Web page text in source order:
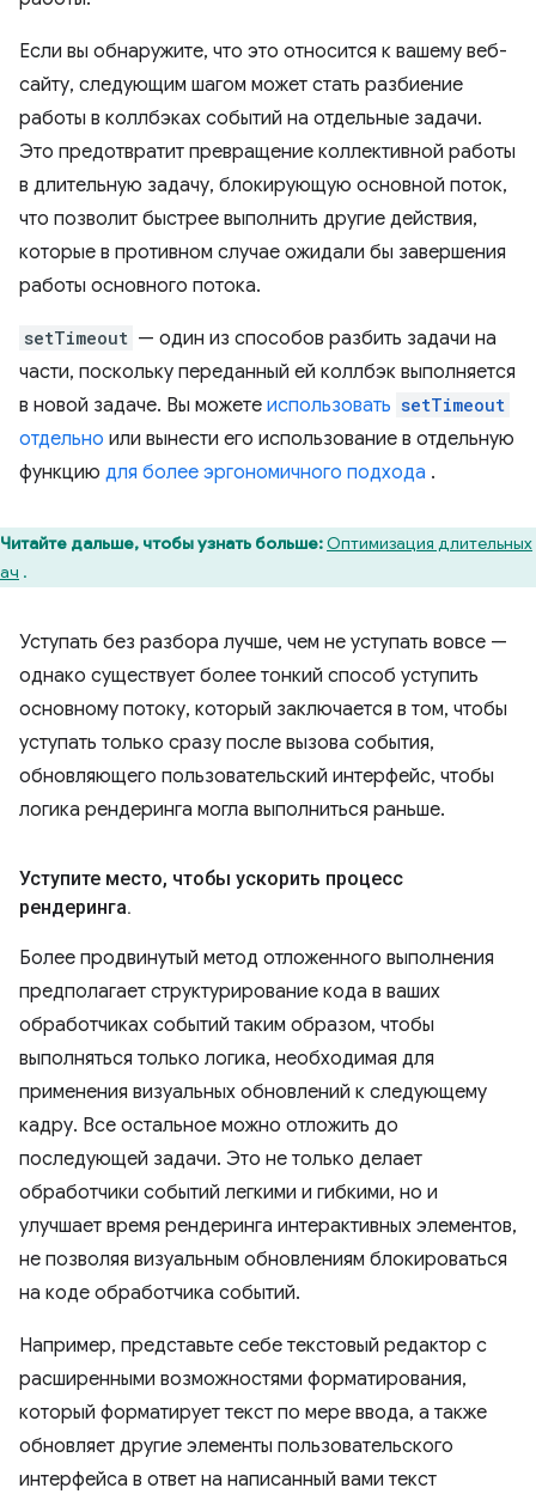
Если вы обнаружите, что это относится к вашему веб-
сайту, следующим шагом может стать разбиение
работы в коллбэках событий на отдельные задачи.
Это предотвратит превращение коллективной работы
в длительную задачу, блокирующую основной поток,
что позволит быстрее выполнить другие действия,
которые в противном случае ожидали бы завершения
работы основного потока.
setTimeout — один из способов разбить задачи на
части, поскольку переданный ей коллбэк выполняется
в новой задаче. Вы можете использовать setTimeout
отдельно или вынести его использование в отдельную
функцию для более эргономичного подхода .
Читайте дальше, чтобы узнать больше:Оптимизация длительных
.
Уступать без разбора лучше, чем не уступать вовсе —
однако существует более тонкий способ уступить
основному потоку, который заключается в том, чтобы
уступать только сразу после вызова события,
обновляющего пользовательский интерфейс, чтобы
логика рендеринга могла выполниться раньше.
Уступите место, чтобы ускорить процесс
рендеринга.
Более продвинутый метод отложенного выполнения
предполагает структурирование кода в ваших
обработчиках событий таким образом, чтобы
выполняться только логика, необходимая для
применения визуальных обновлений к следующему
кадру. Все остальное можно отложить до
последующей задачи. Это не только делает
обработчики событий легкими и гибкими, но и
улучшает время рендеринга интерактивных элементов,
не позволяя визуальным обновлениям блокироваться
на коде обработчика событий.
Например, представьте себе текстовый редактор с
расширенными возможностями форматирования,
который форматирует текст по мере ввода, а также
обновляет другие элементы пользовательского
интерфейса в ответ на написанный вами текст